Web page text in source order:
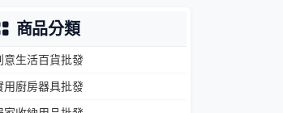
商品分類
意生活百貨批發
用廚房器具批發